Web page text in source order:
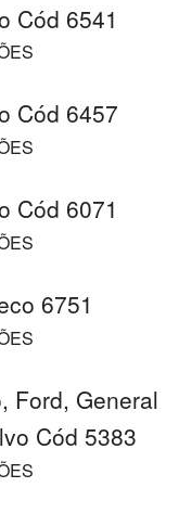
Cód 6541
Cód 6457
Cód 6071
6751
Ford, General
Cód 5383